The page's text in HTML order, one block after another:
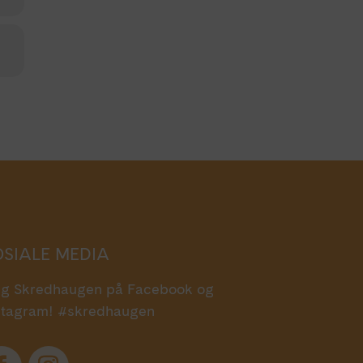
MEDIA
Skredhaugen på Facebook og
#skredhaugen